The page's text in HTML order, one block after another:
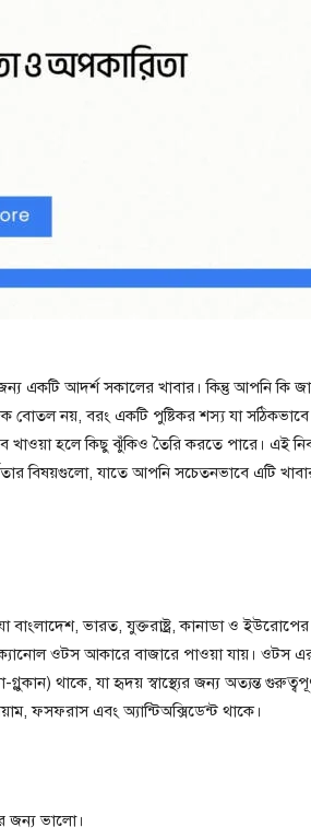
একটি আদর্শ সকালের খাবার। কিন্তু আপনি কি
নয়, বরং একটি পুষ্টিকর শস্য যা সঠিকভাবে
হলে কিছু ঝুঁকিও তৈরি করতে পারে। এই
বিষয়গুলো, যাতে আপনি সচেতনভাবে এটি
বাংলাদেশ, ভারত, যুক্তরাষ্ট্র, কানাডা ও
ওটস আকারে বাজারে পাওয়া যায়। ওটস
থাকে, যা হৃদয় স্বাস্থ্যের জন্য অত্যন্ত
ফসফরাস এবং অ্যান্টিঅক্সিডেন্ট থাকে।
জন্য ভালো।